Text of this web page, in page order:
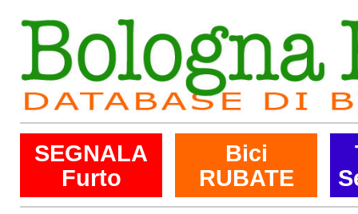
SEGNALA
Furto
Bici
RUBATE